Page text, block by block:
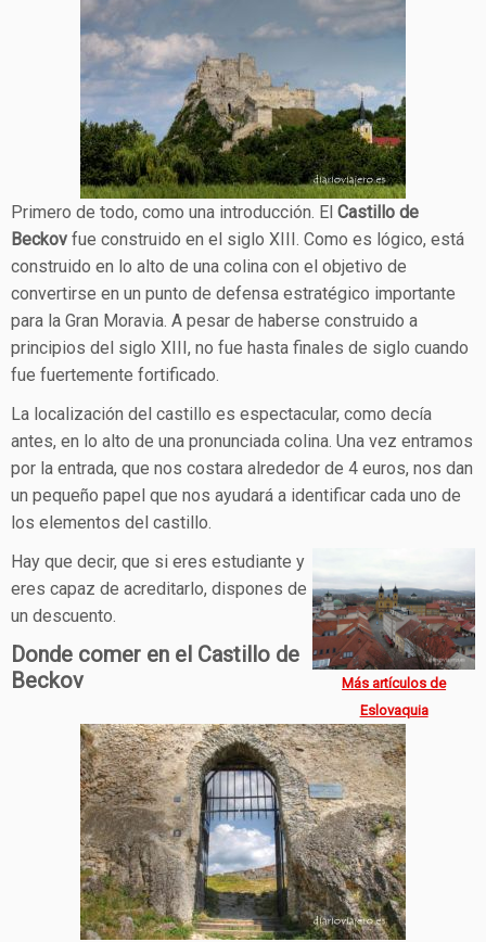
Primero de todo, como una introducción. El Castillo de
Beckov fue construido en el siglo XIII. Como es lógico, está
construido en lo alto de una colina con el objetivo de
convertirse en un punto de defensa estratégico importante
para la Gran Moravia. A pesar de haberse construido a
principios del siglo XIII, no fue hasta finales de siglo cuando
fue fuertemente fortificado.
La localización del castillo es espectacular, como decía
antes, en lo alto de una pronunciada colina. Una vez entramos
por la entrada, que nos costara alrededor de 4 euros, nos dan
un pequeño papel que nos ayudará a identificar cada uno de
los elementos del castillo.
Más artículos de
Eslovaquia
Hay que decir, que si eres estudiante y
eres capaz de acreditarlo, dispones de
un descuento.
Donde comer en el Castillo de
Beckov